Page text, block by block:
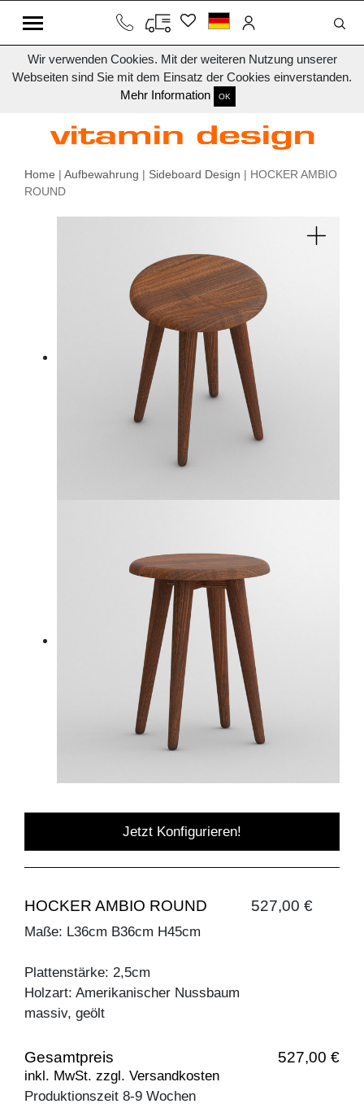
Wir verwenden Cookies. Mit der weiteren Nutzung unserer
Webseiten sind Sie mit dem Einsatz der Cookies einverstanden.
Mehr Information
OK
Home | Aufbewahrung | Sideboard Design | HOCKER AMBIO
ROUND
Jetzt Konfigurieren!
HOCKER AMBIO ROUND 527,00 €
Maße: L36cm B36cm H45cm
Plattenstärke: 2,5cm
Holzart: Amerikanischer Nussbaum
massiv, geölt
Gesamtpreis 527,00 €
inkl. MwSt. zzgl. Versandkosten
Produktionszeit 8-9 Wochen